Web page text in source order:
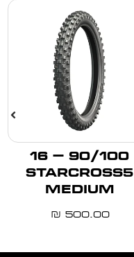
90/100 – 16
STARCROSS5
MEDIUM
500.00
₪